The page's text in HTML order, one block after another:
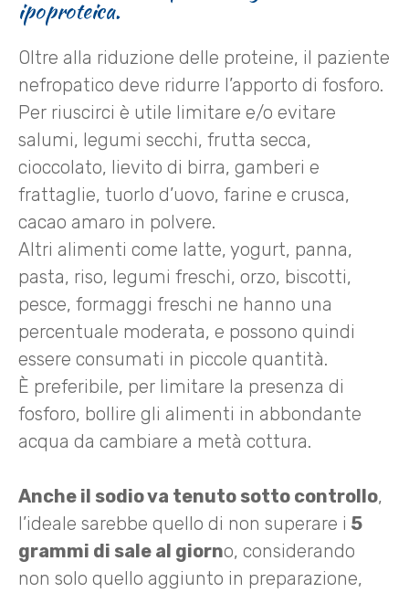
ipoproteica.
Oltre alla riduzione delle proteine, il paziente
nefropatico deve ridurre l’apporto di fosforo.
Per riuscirci è utile limitare e/o evitare
salumi, legumi secchi, frutta secca,
cioccolato, lievito di birra, gamberi e
frattaglie, tuorlo d’uovo, farine e crusca,
cacao amaro in polvere.
Altri alimenti come latte, yogurt, panna,
pasta, riso, legumi freschi, orzo, biscotti,
pesce, formaggi freschi ne hanno una
percentuale moderata, e possono quindi
essere consumati in piccole quantità.
È preferibile, per limitare la presenza di
fosforo, bollire gli alimenti in abbondante
acqua da cambiare a metà cottura.
Anche il sodio va tenuto sotto controllo,
l’ideale sarebbe quello di non superare i 5
grammi di sale al giorno, considerando
non solo quello aggiunto in preparazione,